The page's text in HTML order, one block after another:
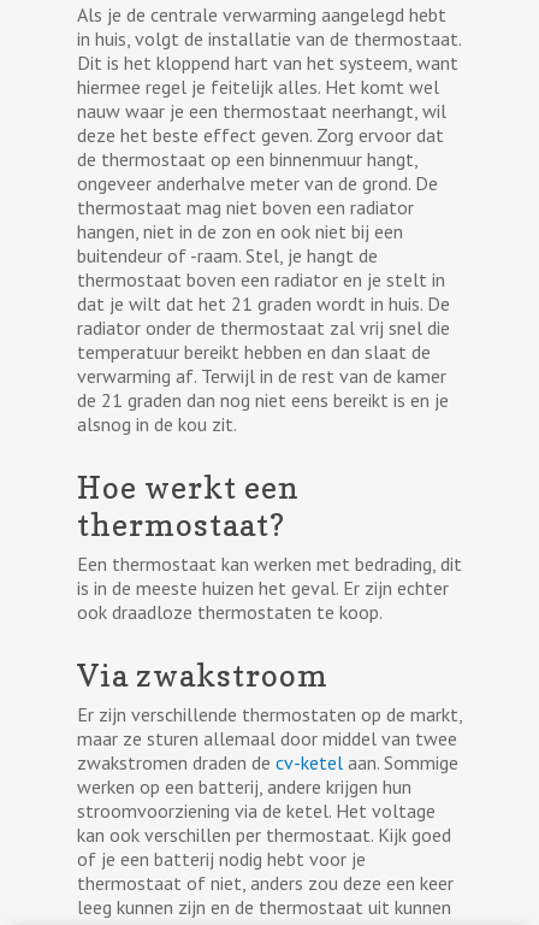
Als je de centrale verwarming aangelegd hebt
in huis, volgt de installatie van de thermostaat.
Dit is het kloppend hart van het systeem, want
hiermee regel je feitelijk alles. Het komt wel
nauw waar je een thermostaat neerhangt, wil
deze het beste effect geven. Zorg ervoor dat
de thermostaat op een binnenmuur hangt,
ongeveer anderhalve meter van de grond. De
thermostaat mag niet boven een radiator
hangen, niet in de zon en ook niet bij een
buitendeur of -raam. Stel, je hangt de
thermostaat boven een radiator en je stelt in
dat je wilt dat het 21 graden wordt in huis. De
radiator onder de thermostaat zal vrij snel die
temperatuur bereikt hebben en dan slaat de
verwarming af. Terwijl in de rest van de kamer
de 21 graden dan nog niet eens bereikt is en je
alsnog in de kou zit.
Hoe werkt een
thermostaat?
Een thermostaat kan werken met bedrading, dit
is in de meeste huizen het geval. Er zijn echter
ook draadloze thermostaten te koop.
Via zwakstroom
Er zijn verschillende thermostaten op de markt,
maar ze sturen allemaal door middel van twee
zwakstromen draden de cv-ketel aan. Sommige
werken op een batterij, andere krijgen hun
stroomvoorziening via de ketel. Het voltage
kan ook verschillen per thermostaat. Kijk goed
of je een batterij nodig hebt voor je
thermostaat of niet, anders zou deze een keer
leeg kunnen zijn en de thermostaat uit kunnen